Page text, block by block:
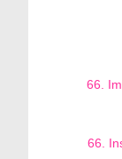
66.
66.